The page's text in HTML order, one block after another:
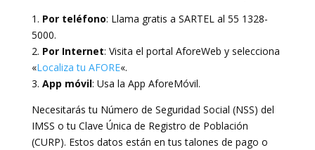
1. Por teléfono: Llama gratis a SARTEL al 55 1328-
5000.
2. Por Internet: Visita el portal AforeWeb y selecciona
«Localiza tu AFORE«.
3. App móvil: Usa la App AforeMóvil.
Necesitarás tu Número de Seguridad Social (NSS) del
IMSS o tu Clave Única de Registro de Población
(CURP). Estos datos están en tus talones de pago o